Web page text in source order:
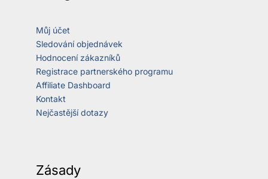
Můj účet
Sledování objednávek
Hodnocení zákazníků
Registrace partnerského programu
Affiliate Dashboard
Kontakt
Nejčastější dotazy
Zásady